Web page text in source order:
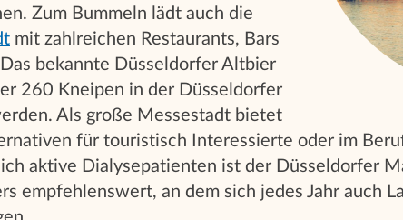
Zum Bummeln lädt auch die
mit zahlreichen Restaurants, Bars
bekannte Düsseldorfer Altbier
260 Kneipen in der Düsseldorfer
Als große Messestadt bietet
für touristisch Interessierte oder im
aktive Dialysepatienten ist der Düsseldorfer
empfehlenswert, an dem sich jedes Jahr auch